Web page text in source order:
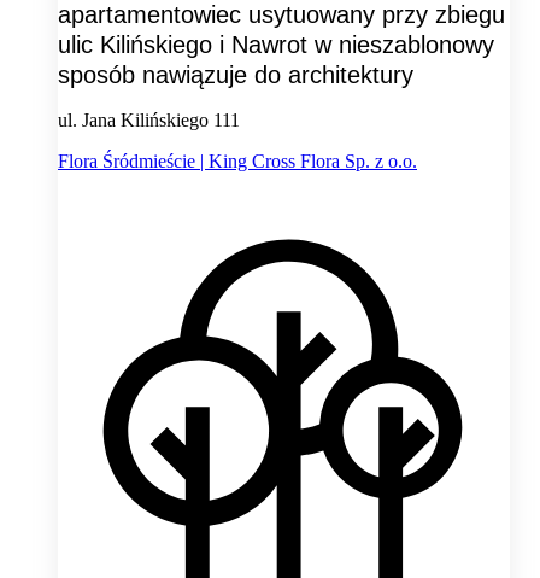
apartamentowiec usytuowany przy zbiegu
ulic Kilińskiego i Nawrot w nieszablonowy
sposób nawiązuje do architektury
ul. Jana Kilińskiego 111
Flora Śródmieście | King Cross Flora Sp. z o.o.